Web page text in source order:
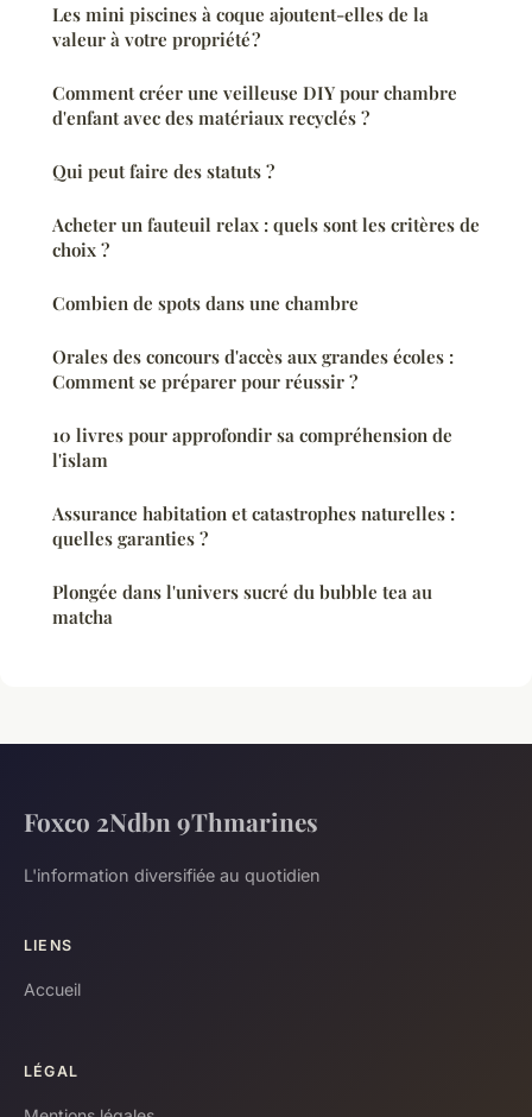
Les mini piscines à coque ajoutent-elles de la
valeur à votre propriété ?
Comment créer une veilleuse DIY pour chambre
d'enfant avec des matériaux recyclés ?
Qui peut faire des statuts ?
Acheter un fauteuil relax : quels sont les critères de
choix ?
Combien de spots dans une chambre
Orales des concours d'accès aux grandes écoles :
Comment se préparer pour réussir ?
10 livres pour approfondir sa compréhension de
l'islam
Assurance habitation et catastrophes naturelles :
quelles garanties ?
Plongée dans l'univers sucré du bubble tea au
matcha
Foxco 2Ndbn 9Thmarines
L'information diversifiée au quotidien
LIENS
Accueil
LÉGAL